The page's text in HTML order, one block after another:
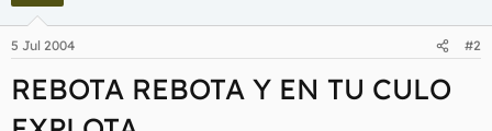
5 Jul 2004 #2
REBOTA REBOTA Y EN TU CULO